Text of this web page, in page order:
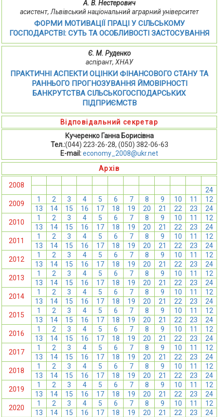
А. В. Нестерович
асистент, Львівський національний аграрний університет
ФОРМИ МОТИВАЦІЇ ПРАЦІ У СІЛЬСЬКОМУ
ГОСПОДАРСТВІ: СУТЬ ТА ОСОБЛИВОСТІ ЗАСТОСУВАННЯ
Є. М. Руденко
аспірант, ХНАУ
ПРАКТИЧНІ АСПЕКТИ ОЦІНКИ ФІНАНСОВОГО СТАНУ ТА
РАННЬОГО ПРОГНОЗУВАННЯ ЙМОВІРНОСТІ
БАНКРУТСТВА СІЛЬСЬКОГОСПОДАРСЬКИХ
ПІДПРИЄМСТВ
Відповідальний секретар
Кучеренко Ганна Борисівна
Тел.:(044) 223-26-28, (050) 382-06-63
E-mail:economy_2008@ukr.net
Архів
2008
24
2009
1 2 3 4 5 6 7 8 9 10 11
12
13
14 15 16 17 18 19 20 21 22 23
24
2010
1 2 3 4 5 6 7 8 9 10 11
12
13
14 15 16 17 18 19 20 21 22 23
24
2011
1 2 3 4 5 6 7 8 9 10 11
12
13
14 15 16 17 18 19 20 21 22 23
24
2012
1 2 3 4 5 6 7 8 9 10 11
12
13
14 15 16 17 18 19 20 21 22 23
24
2013
1 2 3 4 5 6 7 8 9 10 11
12
13
14 15 16 17 18 19 20 21 22 23
24
2014
1 2 3 4 5 6 7 8 9 10 11
12
13
14 15 16 17 18 19 20 21 22 23
24
2015
1 2 3 4 5 6 7 8 9 10 11
12
13
14 15 16 17 18 19 20 21 22 23
24
2016
1 2 3 4 5 6 7 8 9 10 11
12
13
14 15 16 17 18 19 20 21 22 23
24
2017
1 2 3 4 5 6 7 8 9 10 11
12
13
14 15 16 17 18 19 20 21 22 23
24
2018
1 2 3 4 5 6 7 8 9 10 11
12
13
14 15 16 17 18 19 20 21 22 23
24
2019
1 2 3 4 5 6 7 8 9 10 11
12
13
14 15 16 17 18 19 20 21 22 23
24
2020
1 2 3 4 5 6 7 8 9 10 11
12
13
14 15 16 17 18 19 20 21 22 23
24